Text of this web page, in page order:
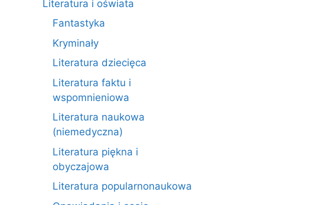
Literatura i oświata
Fantastyka
Kryminały
Literatura dziecięca
Literatura faktu i
wspomnieniowa
Literatura naukowa
(niemedyczna)
Literatura piękna i
obyczajowa
Literatura popularnonaukowa